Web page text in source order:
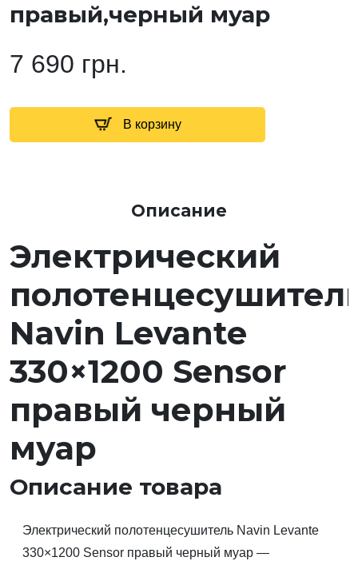
правый,черный муар
7 690 грн.
В корзину
Описание
Электрический
Navin Levante
330×1200 Sensor
правый черный
муар
Описание товара
Электрический полотенцесушитель Navin Levante
330×1200 Sensor правый черный муар —